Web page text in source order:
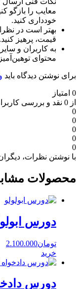
معایب را بازگو
خودداری کنید.
بهتر است در
قیمت، پرهیز کنید.
به کاربران و
محتوای
برای نوشتن دیدگاه باید
0 امتیاز
از 0 نقد و بررسی کاربران
0
0
0
0
0
با نوشتن نظرات،
محصولات
دورس
تومان2.100.000
خرید
دورس